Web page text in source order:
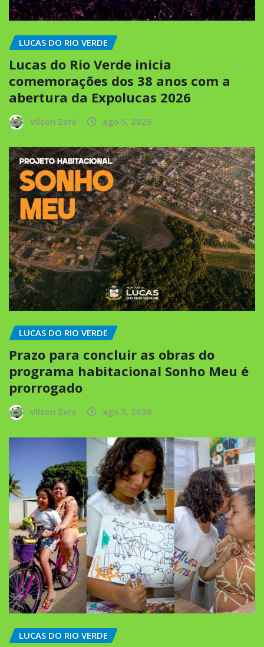
LUCAS DO RIO VERDE
Lucas do Rio Verde inicia
comemorações dos 38 anos com a
abertura da Expolucas 2026
Vilson Zeni ago 5, 2026
LUCAS DO RIO VERDE
Prazo para concluir as obras do
programa habitacional Sonho Meu é
prorrogado
Vilson Zeni ago 3, 2026
LUCAS DO RIO VERDE